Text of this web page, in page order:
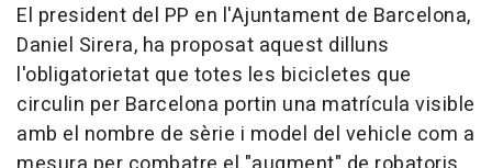
El president del PP en l'Ajuntament de Barcelona,
Daniel Sirera, ha proposat aquest dilluns
l'obligatorietat que totes les bicicletes que
circulin per Barcelona portin una matrícula visible
amb el nombre de sèrie i model del vehicle com a